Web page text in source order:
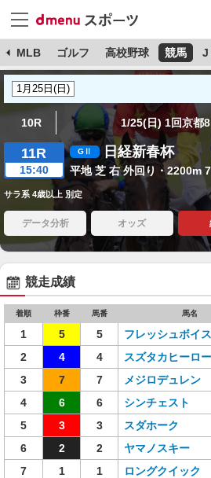
MLB ゴルフ 高校野球 競馬 J
10R 1/25(日) 1回京都8
11R
15:40
日経新春杯
平地 芝 右 外回り・2200m
サラ系 4歳以上 別定
データ分析 オッズ
競走成績
着順 枠番 馬番 馬名
1 5 5 フレッシュボイス
2
4 4 スズタカヒーロー
3
7 7 メジロデュレン
4
6 6 シンチェスト
5
3 3 スダホーク
6
2 2 ヤマノスキー
7
1 1 ロングクイック